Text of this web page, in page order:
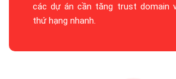
các dự án cần tăng trust domain
thứ hạng nhanh.